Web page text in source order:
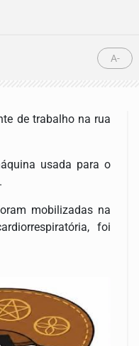
A-
de trabalho na rua
usada para o
mobilizadas na
foi